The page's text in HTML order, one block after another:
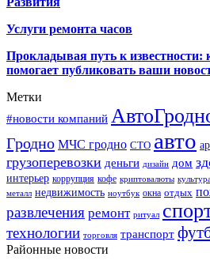
Услуги ремонта часов
Прокладывая путь к
помогает публиковать ваши
Метки
#новости компаний
Гродно МЧС гродно СТО авто
грузоперевозки деньги дизайн дом
интерьер коррупция кофе криптовалюты
металл недвижимость ноутбук окна отдых
развлечения ремонт ритуал
технологии торговля транспорт
Районные новости